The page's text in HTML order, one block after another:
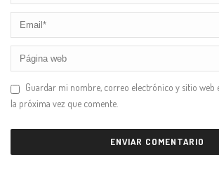
Guardar mi nombre, correo electrónico y sitio web
la próxima vez que comente.